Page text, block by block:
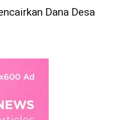
Dana Desa